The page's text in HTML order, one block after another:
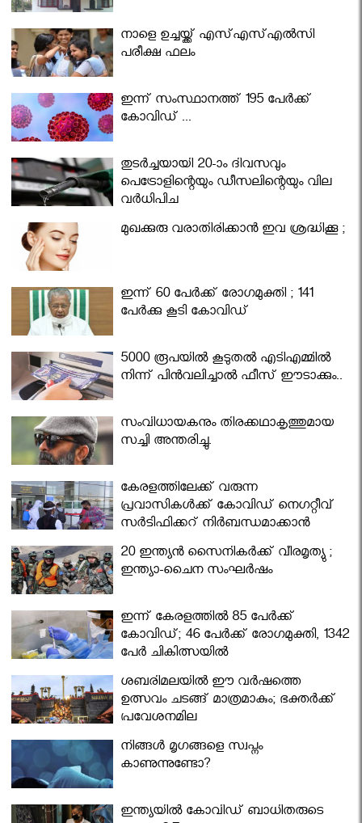
നാളെ ഉച്ചയ്ക്ക് എസ്എസ്എല്‍സി
പരീക്ഷ ഫലം
ഇന്ന് സംസ്ഥാനത്ത് 195 പേര്‍ക്ക്
കോവിഡ് ...
തുടർച്ചയായി 20-ാം ദിവസവും
പെട്രോളിന്റെയും ഡീസലിന്റെയും വില
വര്‍ധിപ്പിച്ചു
മുഖക്കുരു വരാതിരിക്കാന്‍ ഇവ ശ്രദ്ധിക്കൂ ;
ഇന്ന് 60 പേർക്ക് രോഗമുക്തി ; 141
പേര്‍ക്കു കൂടി കോവിഡ്
5000 രൂപയിൽ കൂടുതൽ എടിഎമ്മിൽ
നിന്ന് പിൻവലിച്ചാൽ ഫീസ് ഈടാക്കും..
സംവിധായകനും തിരക്കഥാകൃത്തുമായ
സച്ചി അന്തരിച്ചു.
കേരളത്തിലേക്ക് വരുന്ന
പ്രവാസികള്‍ക്ക് കോവിഡ് നെഗറ്റീവ്
സര്‍ട്ടിഫിക്കറ്റ് നിർബന്ധമാക്കാൻ
മന്ത്രിസഭ
20 ഇന്ത്യൻ സൈനികർക്ക് വീരമൃത്യു ;
ഇന്ത്യാ-ചൈന സംഘർഷം
ഇന്ന് കേരളത്തിൽ 85 പേർക്ക്
കോവിഡ്; 46 പേർക്ക് രോഗമുക്തി, 1342
പേർ ചികിത്സയിൽ
ശബരിമലയില്‍ ഈ വർഷത്തെ
ഉത്സവം ചടങ്ങ് മാത്രമാകും; ഭക്തർക്ക്
പ്രവേശനമില്ല
നിങ്ങള്‍ മൃഗങ്ങളെ സ്വപ്നം
കാണുന്നുണ്ടോ?
ഇന്ത്യയിൽ കോവിഡ് ബാധിതരുടെ